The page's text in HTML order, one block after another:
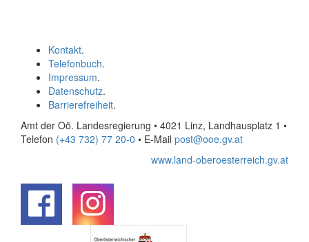
Kontakt.
Telefonbuch.
Impressum.
Datenschutz.
Barrierefreiheit.
Amt der Oö. Landesregierung • 4021 Linz, Landhausplatz 1 •
Telefon (+43 732) 77 20-0 • E-Mail post@ooe.gv.at
www.land-oberoesterreich.gv.at